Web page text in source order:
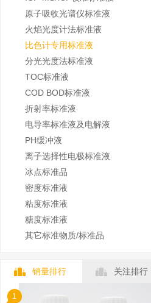
原子吸收光谱仪标准液
火焰光度计法标准液
比色计专用标准液
分光光度法标准液
TOC标准液
COD BOD标准液
折射率标准液
电导率标准液及电解液
PH缓冲液
离子选择性电极标准液
冰点标准品
密度标准液
粘度标准液
糖度标准液
其它标准物质/标准品
销量排行 关注排行
1